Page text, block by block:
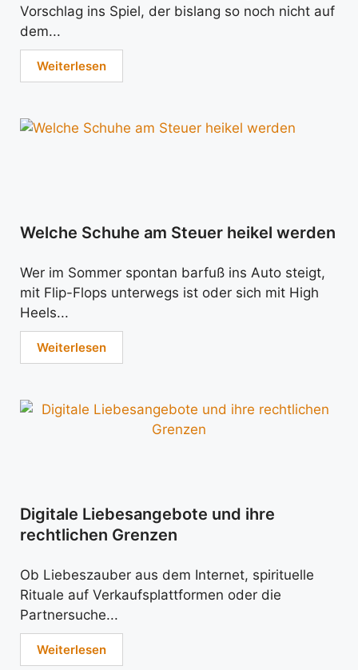
Vorschlag ins Spiel, der bislang so noch nicht auf
dem...
Weiterlesen
Welche Schuhe am Steuer heikel werden
Wer im Sommer spontan barfuß ins Auto steigt,
mit Flip-Flops unterwegs ist oder sich mit High
Heels...
Weiterlesen
Digitale Liebesangebote und ihre
rechtlichen Grenzen
Ob Liebeszauber aus dem Internet, spirituelle
Rituale auf Verkaufsplattformen oder die
Partnersuche...
Weiterlesen